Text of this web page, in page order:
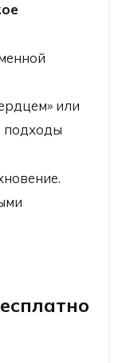
или
подходы
«Что такое